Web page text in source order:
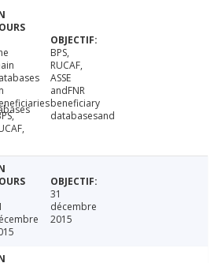
BPS,
RUCAF,
ASSE
andFNR
beneficiary
databasesand
31
décembre
2015